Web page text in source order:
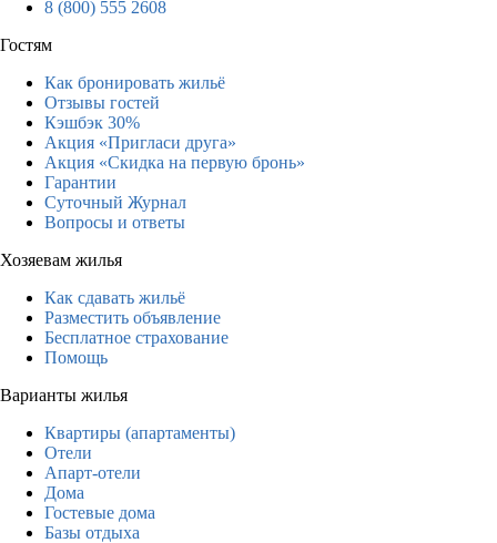
8 (800) 555 2608
Гостям
Как бронировать жильё
Отзывы гостей
Кэшбэк 30%
Акция «Пригласи друга»
Акция «Скидка на первую бронь»
Гарантии
Суточный Журнал
Вопросы и ответы
Хозяевам жилья
Как сдавать жильё
Разместить объявление
Бесплатное страхование
Помощь
Варианты жилья
Квартиры (апартаменты)
Отели
Апарт-отели
Дома
Гостевые дома
Базы отдыха